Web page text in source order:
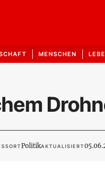
MENSCHEN
PolitikAKTUALISIERT